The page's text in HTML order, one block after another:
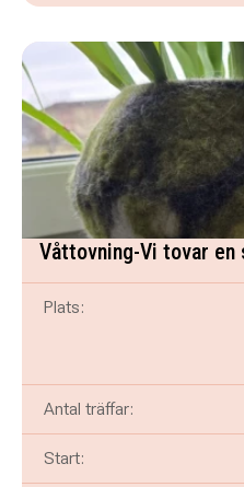
Våttovning-Vi tovar en
Plats:
Antal träffar:
Start: